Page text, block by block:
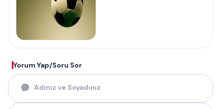
Yorum Yap/Soru Sor